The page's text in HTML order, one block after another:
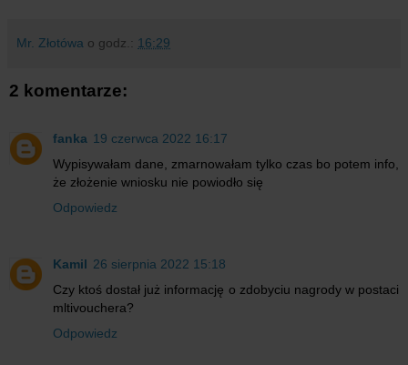
Mr. Złotówa o godz.: 16:29
2 komentarze:
fanka 19 czerwca 2022 16:17
Wypisywałam dane, zmarnowałam tylko czas bo potem info,
że złożenie wniosku nie powiodło się
Odpowiedz
Kamil 26 sierpnia 2022 15:18
Czy ktoś dostał już informację o zdobyciu nagrody w postaci
mltivouchera?
Odpowiedz